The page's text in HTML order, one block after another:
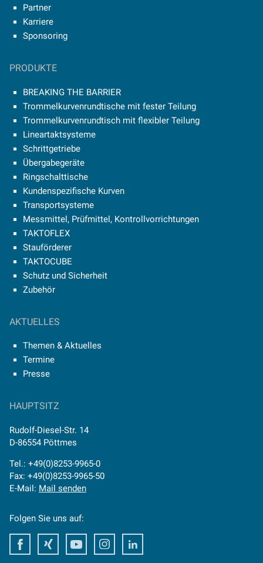
Partner
Karriere
Sponsoring
PRODUKTE
BREAKING THE BARRIER
Trommelkurvenrundtische mit fester Teilung
Trommelkurvenrundtisch mit flexibler Teilung
Lineartaktsysteme
Schrittgetriebe
Übergabegeräte
Ringschalttische
Kundenspezifische Kurven
Transportsysteme
Messmittel, Prüfmittel, Kontrollvorrichtungen
TAKTOFLEX
Stauförderer
TAKTOCUBE
Schutz und Sicherheit
Zubehör
AKTUELLES
Themen & Aktuelles
Termine
Presse
HAUPTSITZ
Rudolf-Diesel-Str. 14
D-86554 Pöttmes
Tel.: +49(0)8253-9965-0
Fax: +49(0)8253-9965-50
E-Mail: Mail senden
Folgen Sie uns auf:
FacebookXing Youtube Instagram